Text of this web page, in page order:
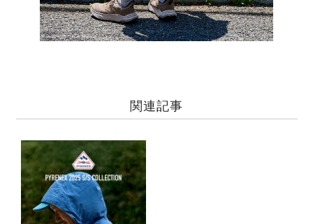
関連記事